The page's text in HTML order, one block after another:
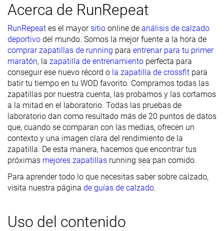
Acerca de RunRepeat
RunRepeat es el mayor sitio online de análisis de calzado
deportivo del mundo. Somos la mejor fuente a la hora de
comprar zapatillas de running para entrenar para tu primer
maratón, la zapatilla de entrenamiento perfecta para
conseguir ese nuevo récord o la zapatilla de crossfit para
batir tu tiempo en tu WOD favorito. Compramos todas las
zapatillas por nuestra cuenta, las probamos y las cortamos
a la mitad en el laboratorio. Todas las pruebas de
laboratorio dan como resultado más de 20 puntos de datos
que, cuando se comparan con las medias, ofrecen un
contexto y una imagen clara del rendimiento de la
zapatilla. De esta manera, hacemos que encontrar tus
próximas mejores zapatillas running sea pan comido.
Para aprender todo lo que necesitas saber sobre calzado,
visita nuestra página de guías de calzado.
Uso del contenido